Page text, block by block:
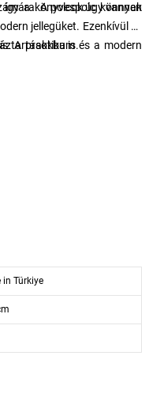
a könyvespolc könnyen
A polcok úgy vannak
jellegüket. Ezenkívül ez
is.
A praktikum és a modern
in Türkiye